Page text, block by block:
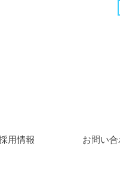
用情報 お問い合